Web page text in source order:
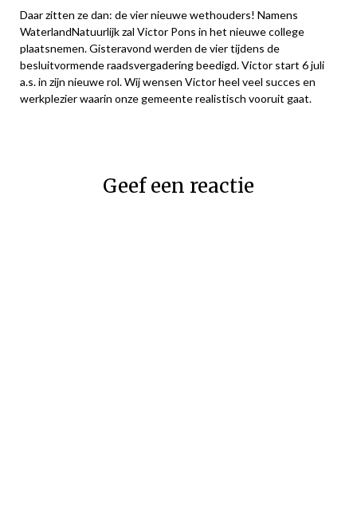
Daar zitten ze dan: de vier nieuwe wethouders! Namens
WaterlandNatuurlijk zal Victor Pons in het nieuwe college
plaatsnemen. Gisteravond werden de vier tijdens de
besluitvormende raadsvergadering beedigd. Victor start 6 juli
a.s. in zijn nieuwe rol. Wij wensen Victor heel veel succes en
werkplezier waarin onze gemeente realistisch vooruit gaat.
Geef een reactie